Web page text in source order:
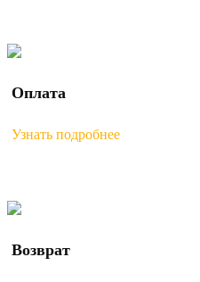
Оплата
Узнать подробнее
Возврат